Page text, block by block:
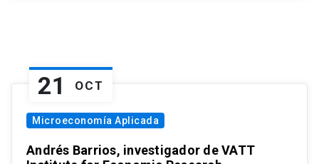
21 OCT
Microeconomía Aplicada
Andrés Barrios, investigador de VATT